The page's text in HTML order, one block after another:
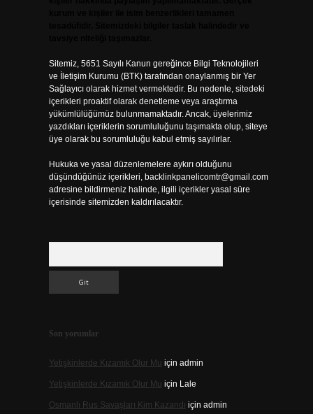
Sitemiz, 5651 Sayılı Kanun gereğince Bilgi Teknolojileri
ve İletişim Kurumu (BTK) tarafından onaylanmış bir Yer
Sağlayıcı olarak hizmet vermektedir. Bu nedenle, sitedeki
içerikleri proaktif olarak denetleme veya araştırma
yükümlülüğümüz bulunmamaktadır. Ancak, üyelerimiz
yazdıkları içeriklerin sorumluluğunu taşımakta olup, siteye
üye olarak bu sorumluluğu kabul etmiş sayılırlar.
Hukuka ve yasal düzenlemelere aykırı olduğunu
düşündüğünüz içerikleri, backlinkpanelicomtr@gmail.com
adresine bildirmeniz halinde, ilgili içerikler yasal süre
içerisinde sitemizden kaldırılacaktır.
Son yorumlar
Yetişkinlerde Kızamık Olur Mu için admin
Yetişkinlerde Kızamık Olur Mu için Lale
Osmanlı Rus Savaşları Kim Kazandı için admin